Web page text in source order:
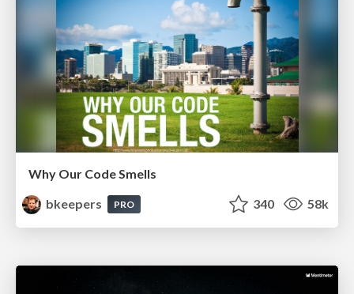
Why Our Code Smells
bkeepers
PRO 340 58k